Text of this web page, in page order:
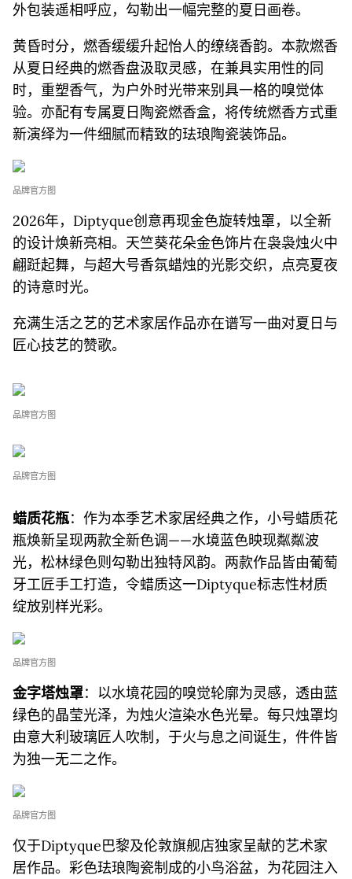
外包装遥相呼应，勾勒出一幅完整的夏日画卷。
黄昏时分，燃香缓缓升起怡人的缭绕香韵。本款燃香
从夏日经典的燃香盘汲取灵感，在兼具实用性的同
时，重塑香气，为户外时光带来别具一格的嗅觉体
验。亦配有专属夏日陶瓷燃香盒，将传统燃香方式重
新演绎为一件细腻而精致的珐琅陶瓷装饰品。
品牌官方图
2026年，Diptyque创意再现金色旋转烛罩，以全新
的设计焕新亮相。天竺葵花朵金色饰片在袅袅烛火中
翩跹起舞，与超大号香氛蜡烛的光影交织，点亮夏夜
的诗意时光。
充满生活之艺的艺术家居作品亦在谱写一曲对夏日与
匠心技艺的赞歌。
品牌官方图
品牌官方图
蜡质花瓶：作为本季艺术家居经典之作，小号蜡质花
瓶焕新呈现两款全新色调——水境蓝色映现粼粼波
光，松林绿色则勾勒出独特风韵。两款作品皆由葡萄
牙工匠手工打造，令蜡质这一Diptyque标志性材质
绽放别样光彩。
品牌官方图
金字塔烛罩：以水境花园的嗅觉轮廓为灵感，透由蓝
绿色的晶莹光泽，为烛火渲染水色光晕。每只烛罩均
由意大利玻璃匠人吹制，于火与息之间诞生，件件皆
为独一无二之作。
品牌官方图
仅于Diptyque巴黎及伦敦旗舰店独家呈献的艺术家
居作品。彩色珐琅陶瓷制成的小鸟浴盆，为花园注入